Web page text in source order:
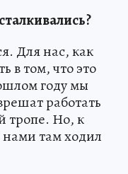
Для нас, как
в том, что это
году мы
работать
тропе. Но, к
нами там ходил